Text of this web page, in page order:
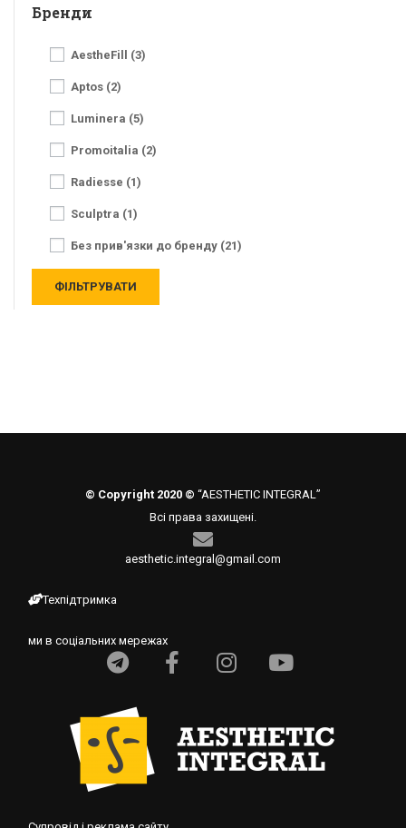
Бренди
AestheFill (3)
Aptos (2)
Luminera (5)
Promoitalia (2)
Radiesse (1)
Sculptra (1)
Без прив'язки до бренду (21)
© Copyright 2020 © “AESTHETIC INTEGRAL”
Всі права захищені.
aesthetic.integral@gmail.com
Техпідтримка
ми в соціальних мережах